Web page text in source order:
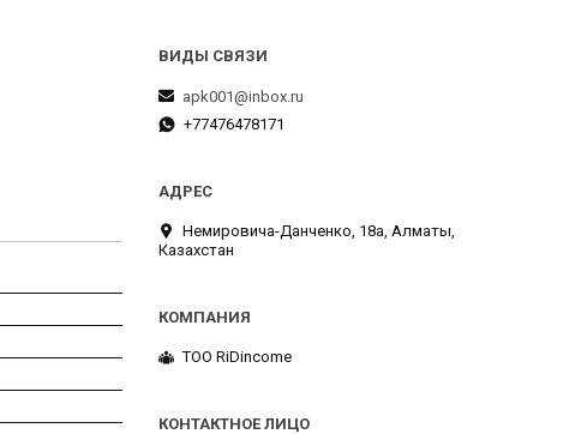
apk001@inbox.ru
+77476478171
Немировича-Данченко, 18а, Алматы,
Казахстан
ТОО RiDincome